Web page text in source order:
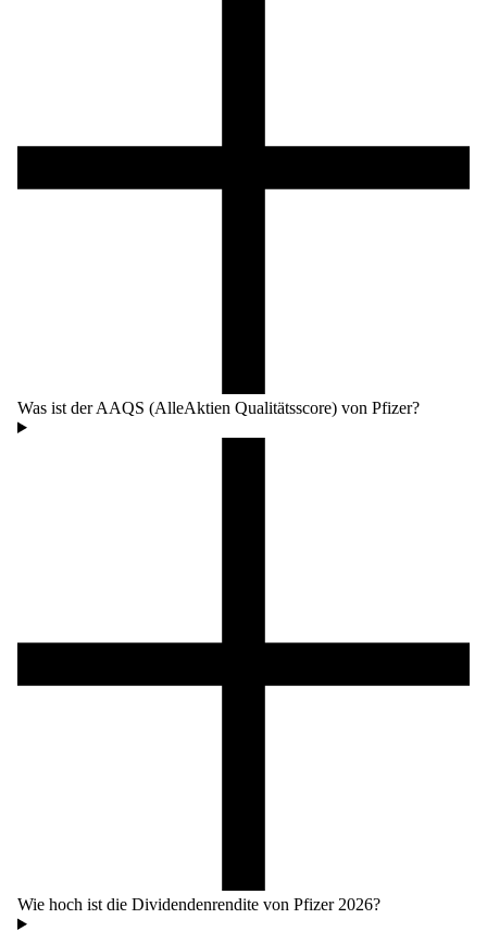
Was ist der AAQS (AlleAktien Qualitätsscore) von Pfizer?
Wie hoch ist die Dividendenrendite von Pfizer 2026?